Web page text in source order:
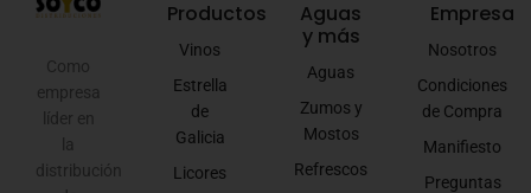
Como
empresa
líder en
la
distribución
Productos
Vinos
Estrella
de
Galicia
Licores
Aguas
y más
Aguas
Zumos y
Mostos
Refrescos
Empresa
Nosotros
Condiciones
de Compra
Manifiesto
Preguntas